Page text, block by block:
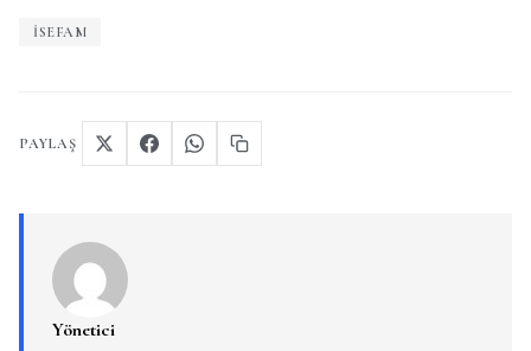
ISEFAM
PAYLAŞ
Yönetici